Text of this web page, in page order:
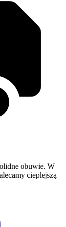
obuwie. W
cieplejszą